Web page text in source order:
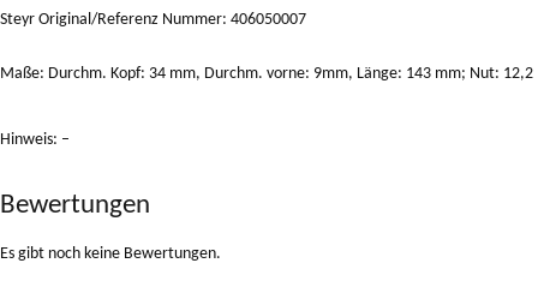
Steyr Original/Referenz Nummer: 406050007
Maße: Durchm. Kopf: 34 mm, Durchm. vorne: 9mm, Länge: 143 mm; Nut: 12,2
Hinweis: –
Bewertungen
Es gibt noch keine Bewertungen.